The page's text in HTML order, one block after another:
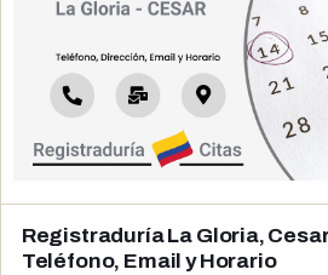
Registraduría La Gloria,
Teléfono, Email y Horario